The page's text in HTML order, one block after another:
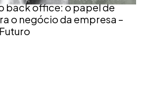
back office: o papel de
o negócio da empresa –